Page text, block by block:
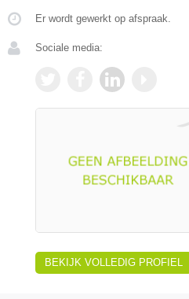
Er wordt gewerkt op afspraak.
Sociale media:
BEKIJK VOLLEDIG PROFIEL